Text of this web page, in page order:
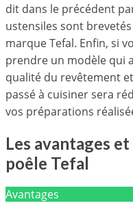
dit dans le précédent
ustensiles sont
marque Tefal. Enfin, si
prendre un modèle qui
qualité du revêtement
passé à cuisiner sera
vos préparations
Les avantages
poêle Tefal
Avantages